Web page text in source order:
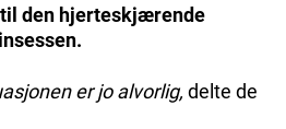
den hjerteskjærende
er jo alvorlig, delte de